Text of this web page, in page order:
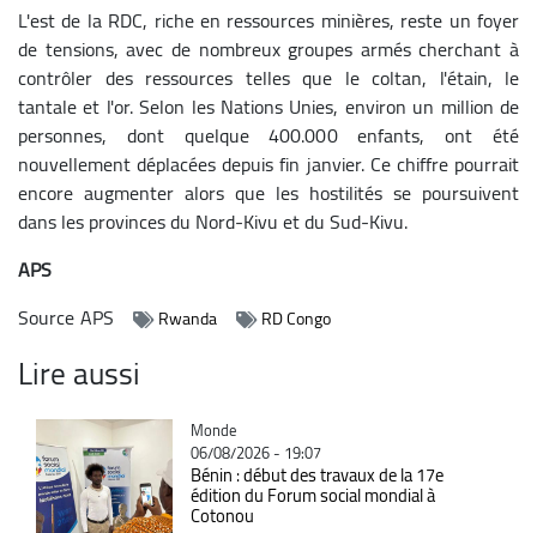
L'est de la RDC, riche en ressources minières, reste un foyer
de tensions, avec de nombreux groupes armés cherchant à
contrôler des ressources telles que le coltan, l'étain, le
tantale et l'or. Selon les Nations Unies, environ un million de
personnes, dont quelque 400.000 enfants, ont été
nouvellement déplacées depuis fin janvier. Ce chiffre pourrait
encore augmenter alors que les hostilités se poursuivent
dans les provinces du Nord-Kivu et du Sud-Kivu.
APS
SourceAPS Rwanda RD Congo
Lire aussi
Catégorie
Monde
06/08/2026 - 19:07
Bénin : début des travaux de la 17e
édition du Forum social mondial à
Cotonou